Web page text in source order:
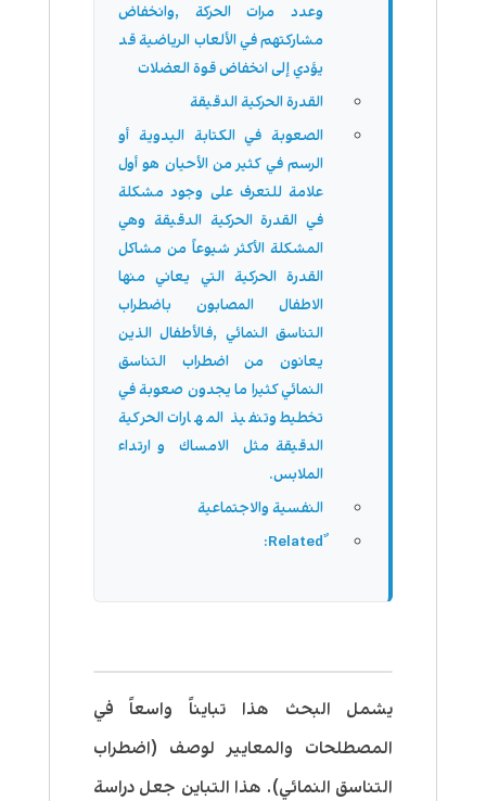
وعدد مرات الحركة ,وانخفاض
مشاركتهم في الألعاب الرياضية قد
يؤدي إلى انخفاض قوة العضلات
القدرة الحركية الدقيقة
الصعوبة في الكتابة اليدوية أو
الرسم في كثير من الأحيان هو أول
علامة للتعرف على وجود مشكلة
في القدرة الحركية الدقيقة وهي
المشكلة الأكثر شيوعاً من مشاكل
القدرة الحركية التي يعاني منها
الاطفال المصابون باضطراب
التناسق النمائي ,فالأطفال الذين
يعانون من اضطراب التناسق
النمائي كثيرا ما يجدون صعوبة في
تخطيط وتنفيذ المهارات الحركية
الدقيقة مثل الامساك و ارتداء
الملابس.
النفسية والاجتماعية
ٌRelated:
يشمل البحث هذا تبايناً واسعاً في
المصطلحات والمعايير لوصف (اضطراب
التناسق النمائي). هذا التباين جعل دراسة